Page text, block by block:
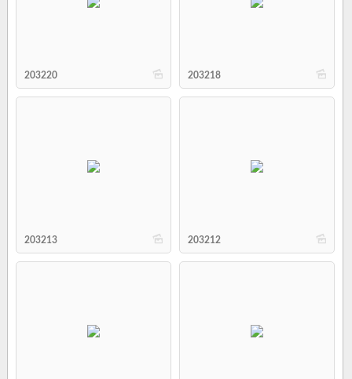
b
203220 b
203218
b
203213 b
203212